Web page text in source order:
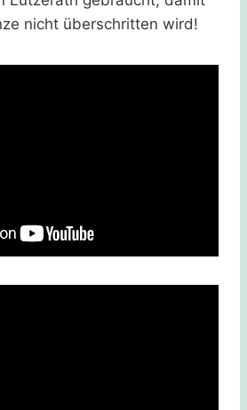
nicht überschritten wird!